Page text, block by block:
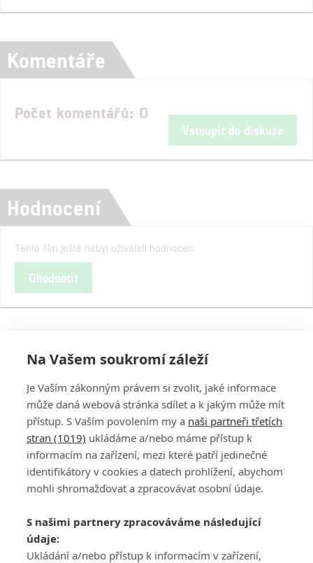
Komentáře
Počet komentářů: 0
Vstoupit do diskuze
Hodnocení
Tento film ještě nebyl uživateli hodnocen.
Ohodnotit
PŘIHLÁSIT
REGISTROVAT
DISKUZE
Šéfredaktorkou webu jePetr Slavík, e-mailserialy@fandimefilmu.cz
Máte-li zájem o inzerci na našem webu napište nám na e-mail
studio@koncal.com
Na Vašem soukromí záleží
Je Vaším zákonným právem si zvolit, jaké informace
může daná webová stránka sdílet a k jakým může mít
přístup. S Vaším povolením my a naši partneři třetích
stran (1019) ukládáme a/nebo máme přístup k
informacím na zařízení, mezi které patří jedinečné
identifikátory v cookies a datech prohlížení, abychom
mohli shromažďovat a zpracovávat osobní údaje.
S našimi partnery zpracováváme následující
údaje:
Ukládání a/nebo přístup k informacím v zařízení,